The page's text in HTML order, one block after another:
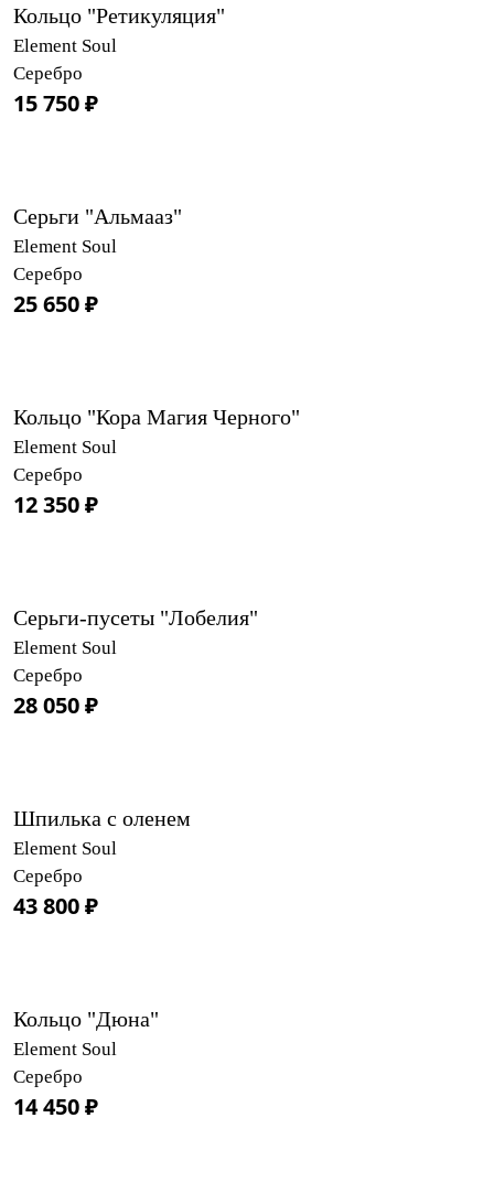
Кольцо "Ретикуляция"
Element Soul
Серебро
15 750 ₽
Серьги "Альмааз"
Element Soul
Серебро
25 650 ₽
Кольцо "Кора Магия Черного"
Element Soul
Серебро
12 350 ₽
Серьги-пусеты "Лобелия"
Element Soul
Серебро
28 050 ₽
Шпилька с оленем
Element Soul
Серебро
43 800 ₽
Кольцо "Дюна"
Element Soul
Серебро
14 450 ₽